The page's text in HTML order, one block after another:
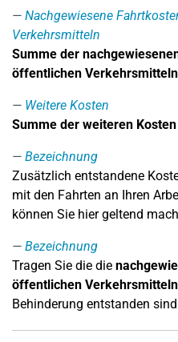
Nachgewiesene
Verkehrsmitteln
Summe der
öffentlichen Verkehrsmitteln
Weitere Kosten
Summe der weiteren Kosten
Bezeichnung
Zusätzlich entstandene
mit den Fahrten an Ihren
können Sie hier geltend
Bezeichnung
Tragen Sie die die
öffentlichen Verkehrsmitteln
Behinderung entstanden